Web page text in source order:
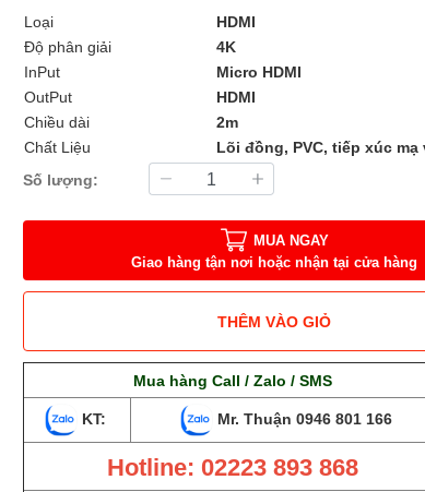
Loại
HDMI
Độ phân giải
4K
InPut
Micro HDMI
OutPut
HDMI
Chiều dài
2m
Chất Liệu
Lõi đồng, PVC, tiếp xúc mạ
Số lượng:
MUA NGAY
Giao hàng tận nơi hoặc nhận tại cửa hàng
THÊM VÀO GIỎ
Mua hàng Call / Zalo / SMS
KT: Mr. Thuận0946 801 166
Hotline: 02223 893 868